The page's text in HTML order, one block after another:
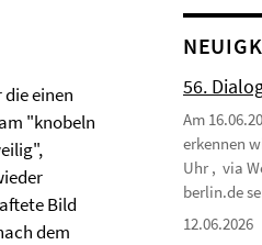
einen
"knobeln
Bild
dem
56.
Am
erkennen
Uhr , via
berlin.de
12.06.2026